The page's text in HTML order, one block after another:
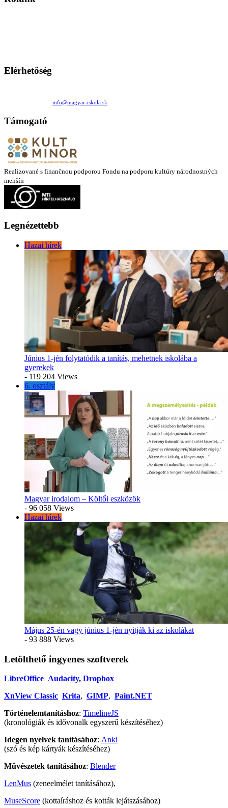
Elérhetőség
info@magyar-iskola.sk
Támogató
Realizované s finančnou podporou Fondu na podporu kultúry národnostných
menšín
Legnézettebb
Hazai hírek
Június 1-jén folytatódik a tanítás, mehetnek iskolába a
gyerekek
- 119 204 Views
6. osztály
Magyar irodalom – Költői eszközök
- 96 058 Views
Hazai hírek
Május 25-én vagy június 1-jén nyitják ki az iskolákat
- 93 888 Views
Letölthető ingyenes szoftverek
LibreOffice Audacity, Dropbox
XnView Classic Krita, GIMP, Paint.NET
Történelemtanításhoz: TimelineJS
(kronológiák és idővonalk egyszerű készítéséhez)
Idegen nyelvek tanításához: Anki
(szó és kép kártyák készítéséhez)
Művészetek tanításához: Blender
LenMus (zeneelmélet tanításához),
MuseScore (kottaíráshoz és kották lejátszásához)